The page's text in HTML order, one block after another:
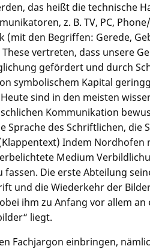
das heißt die technische
z. B. TV, PC,
(mit den Begriffen: Gerede,
vertreten, dass unsere
gefördert und durch
symbolischem Kapital
sind in den meisten
Kommunikation
Sprache des Schriftlichen, die
Indem Nordhofen
Medium
Die erste Abteilung
und die Wiederkehr der
ihm zu Anfang vor allem
liegt.
Fachjargon einbringen,